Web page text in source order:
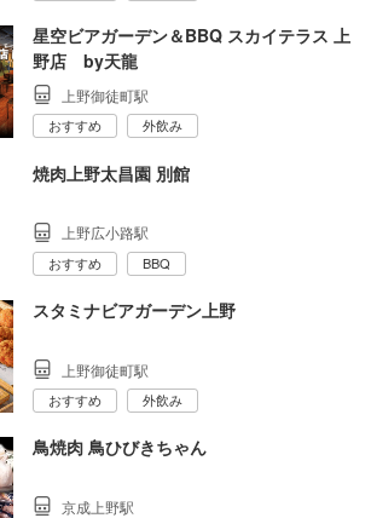
星空ビアガーデン＆BBQ スカイテラス 上
野店 by天龍
上野御徒町駅
おすすめ 外飲み
焼肉上野太昌園 別館
上野広小路駅
おすすめ BBQ
スタミナビアガーデン上野
上野御徒町駅
おすすめ 外飲み
鳥焼肉 鳥ひびきちゃん
京成上野駅